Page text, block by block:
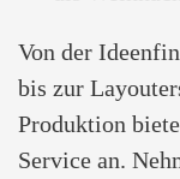
Von der
bis zur
Produktion
Service an.